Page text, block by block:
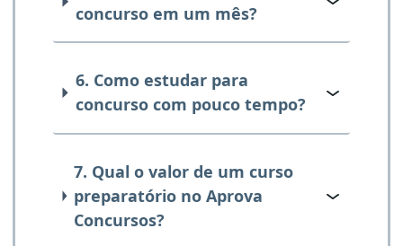
concurso em um mês?
6. Como estudar para
concurso com pouco tempo?
7. Qual o valor de um curso
preparatório no Aprova
Concursos?